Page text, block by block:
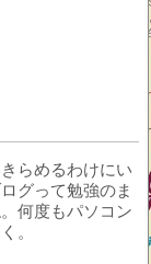
らめるわけにい
グって勉強のま
何度もパソコン
。